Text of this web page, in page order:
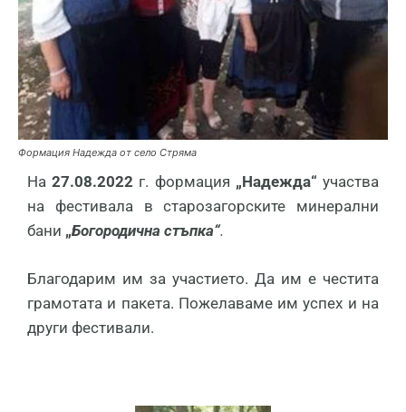
Формация Надежда от село Стряма
На27.08.2022 г. формация „Надежда“участва
на фестивала в старозагорските минерални
бани „Богородична стъпка“.
Благодарим им за участието. Да им е честита
грамотата и пакета. Пожелаваме им успех и на
други фестивали.